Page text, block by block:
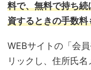
料で、無料で持ち続
資するときの手数料
WEBサイトの「会
リックし、住所氏